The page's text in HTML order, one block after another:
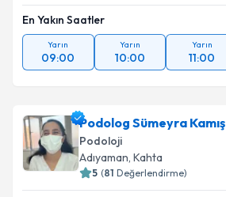
En Yakın Saatler
Yarın
09:00
Yarın
10:00
Yarın
11:00
Podolog Sümeyra Kamış
Podoloji
Adıyaman, Kahta
5 (81 Değerlendirme)